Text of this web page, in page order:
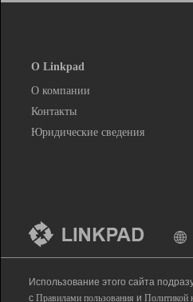
О Linkpad
О компании
Контакты
Юридические сведения
Использование этого сайта
с Правилами пользования и Политикой